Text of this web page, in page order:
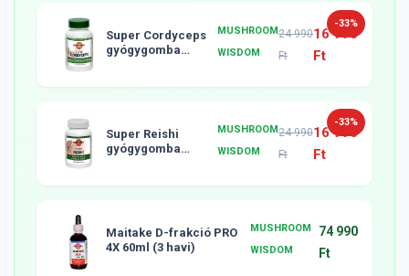
-33%
Super Cordyceps
gyógygomba
MUSHROOM
WISDOM
24 990
Ft
16 990
Ft
-33%
Super Reishi
gyógygomba
MUSHROOM
WISDOM
24 990
Ft
16 990
Ft
Maitake D-frakció PRO
4X 60ml (3 havi)
MUSHROOM
WISDOM
74 990
Ft